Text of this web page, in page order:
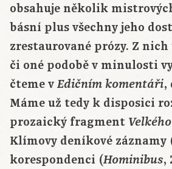
obsahuje několik
básní plus všechny jeho
zrestaurované prózy. Z
či oné podobě v minulosti
čteme v Edičním komentáři,
Máme už tedy k disposici
prozaický fragment
Klímovy deníkové záznamy
korespondenci (Hominibus,